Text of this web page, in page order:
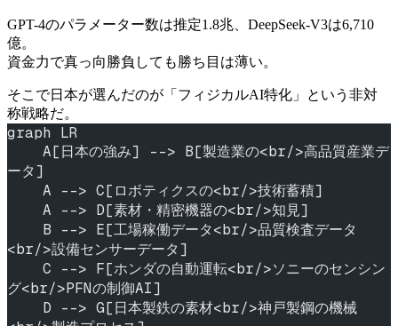
GPT-4のパラメーター数は推定1.8兆、DeepSeek-V3は6,710
億。
資金力で真っ向勝負しても勝ち目は薄い。
そこで日本が選んだのが「フィジカルAI特化」という非対
称戦略だ。
graph LR
ータ]
    A --> C[ロボティクスの<br/>技術蓄積]
    A --> D[素材・精密機器の<br/>知見]
<br/>設備センサーデータ]
グ<br/>PFNの制御AI]